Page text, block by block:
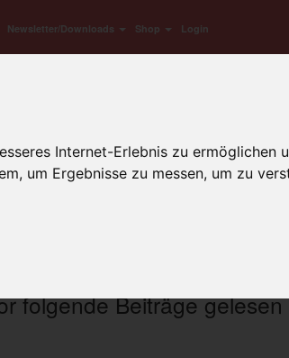
Internet-Erlebnis zu ermöglichen
um Ergebnisse zu messen, um zu
Newsletter/Downloads Shop Login
folgende Beiträge